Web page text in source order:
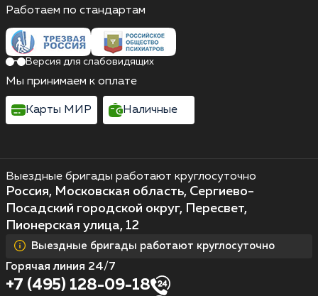
Выездные бригады работают круглосуточно
Россия, Московская область, Сергиево-
Посадский городской округ, Пересвет,
Пионерская улица, 12
Выездные бригады работают круглосуточно
Горячая линия 24/7
+7 (495) 128-09-18
Работаем по стандартам
Версия для слабовидящих
Мы принимаем к оплате
Карты МИР Наличные